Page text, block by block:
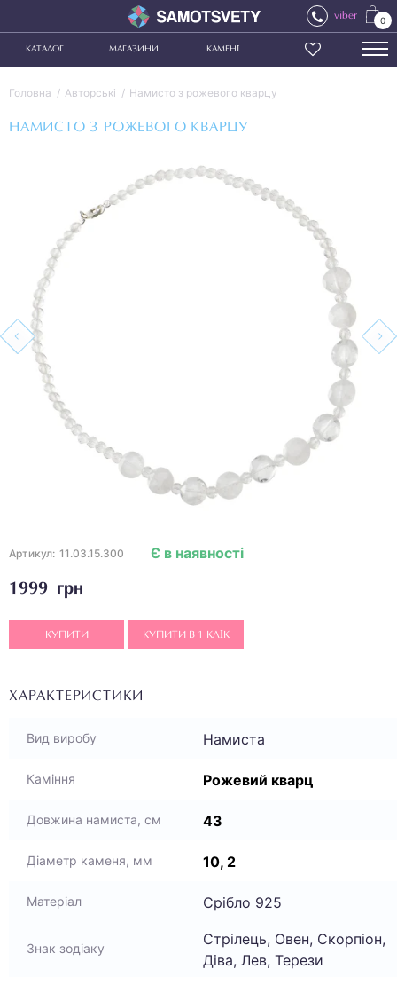
viber 0
КАТАЛОГ МАГАЗИНИ КАМЕНІ
Головна Авторські Намисто з рожевого кварцу
НАМИСТО З РОЖЕВОГО КВАРЦУ
Артикул: 11.03.15.300
1999 грн
Є в наявності
КУПИТИ КУПИТИ В 1 КЛІК
ХАРАКТЕРИСТИКИ
Вид виробу Намиста
Каміння Рожевий кварц
Довжина намиста, см 43
Діаметр каменя, мм 10, 2
Матеріал Срібло 925
Знак зодіаку
Стрілець, Овен, Скорпіон,
Діва, Лев, Терези